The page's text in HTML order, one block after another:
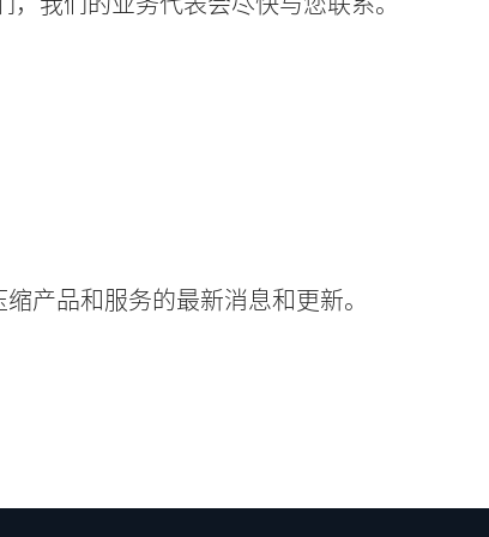
产品和服务的最新消息和更新。